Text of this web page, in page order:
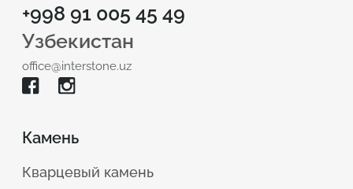
+998 91 005 45 49
Узбекистан
office@interstone.uz
Камень
Кварцевый камень